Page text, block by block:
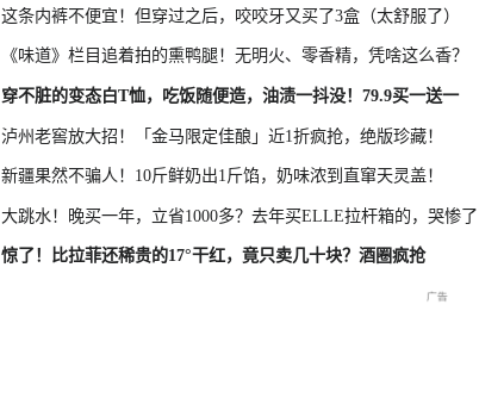
这条内裤不便宜！但穿过之后，咬咬牙又买了3盒（太舒服了）
《味道》栏目追着拍的熏鸭腿！无明火、零香精，凭啥这么香？
穿不脏的变态白T恤，吃饭随便造，油渍一抖没！79.9买一送一
泸州老窖放大招！「金马限定佳酿」近1折疯抢，绝版珍藏！
新疆果然不骗人！10斤鲜奶出1斤馅，奶味浓到直窜天灵盖！
大跳水！晚买一年，立省1000多？去年买ELLE拉杆箱的，哭惨了
惊了！比拉菲还稀贵的17°干红，竟只卖几十块？酒圈疯抢
会